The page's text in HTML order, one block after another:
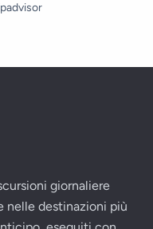
giornaliere
nelle destinazioni più